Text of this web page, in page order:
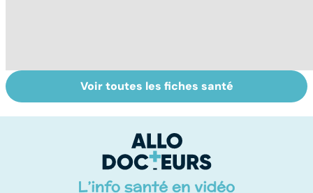
La tuberculose
pulmonaire
Tout savoir sur
les infections
Voir toutes les fiches santé